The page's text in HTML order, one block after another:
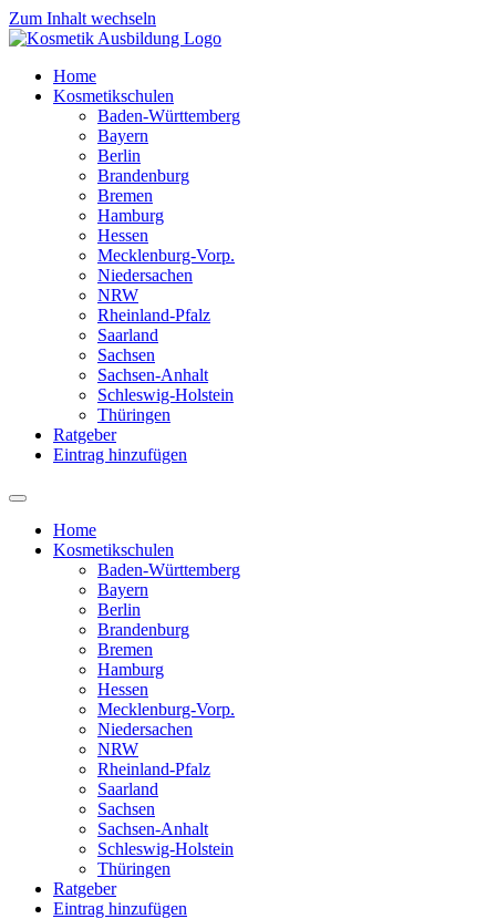
Zum Inhalt wechseln
Home
Kosmetikschulen
Baden-Württemberg
Bayern
Berlin
Brandenburg
Bremen
Hamburg
Hessen
Mecklenburg-Vorp.
Niedersachen
NRW
Rheinland-Pfalz
Saarland
Sachsen
Sachsen-Anhalt
Schleswig-Holstein
Thüringen
Ratgeber
Eintrag hinzufügen
Home
Kosmetikschulen
Baden-Württemberg
Bayern
Berlin
Brandenburg
Bremen
Hamburg
Hessen
Mecklenburg-Vorp.
Niedersachen
NRW
Rheinland-Pfalz
Saarland
Sachsen
Sachsen-Anhalt
Schleswig-Holstein
Thüringen
Ratgeber
Eintrag hinzufügen